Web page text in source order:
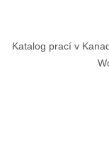
Katalog prací v